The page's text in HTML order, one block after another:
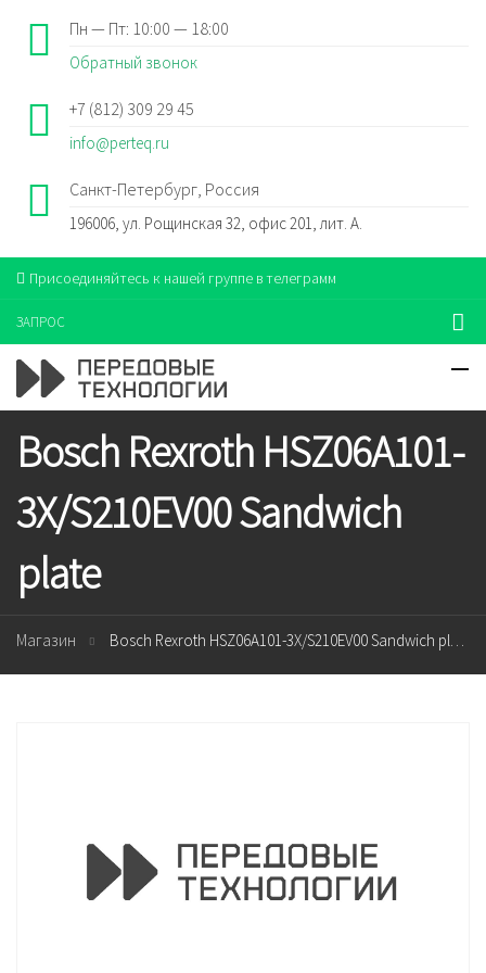
Пн — Пт: 10:00 — 18:00
Обратный звонок
+7 (812) 309 29 45
info@perteq.ru
Санкт-Петербург, Россия
196006, ул. Рощинская 32, офис 201, лит. А.
Присоединяйтесь к нашей группе в телеграмм
ЗАПРОС
Bosch Rexroth HSZ06A101-
3X/S210EV00 Sandwich
plate
Магазин Bosch Rexroth HSZ06A101-3X/S210EV00 Sandwich plate